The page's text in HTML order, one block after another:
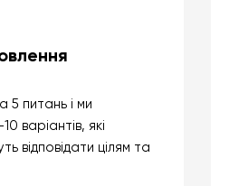
5 питань і ми
варіантів, які
відповідати цілям та